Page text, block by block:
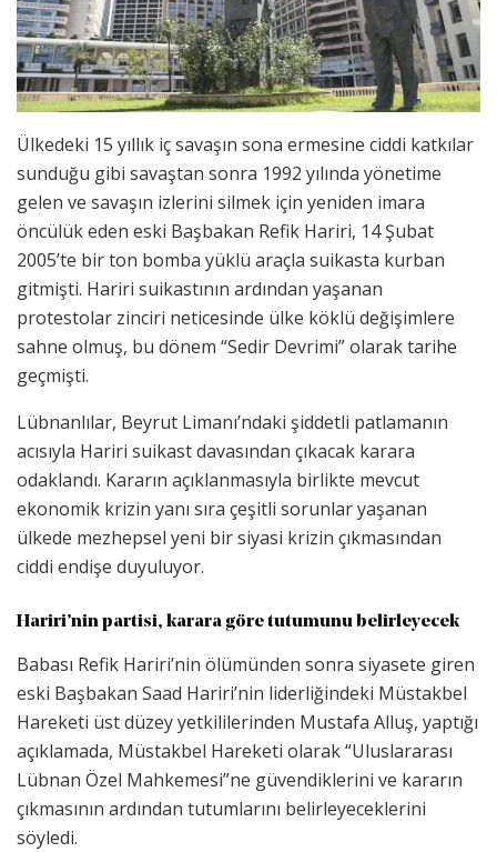
Ülkedeki 15 yıllık iç savaşın sona ermesine ciddi katkılar
sunduğu gibi savaştan sonra 1992 yılında yönetime
gelen ve savaşın izlerini silmek için yeniden imara
öncülük eden eski Başbakan Refik Hariri, 14 Şubat
2005’te bir ton bomba yüklü araçla suikasta kurban
gitmişti. Hariri suikastının ardından yaşanan
protestolar zinciri neticesinde ülke köklü değişimlere
sahne olmuş, bu dönem “Sedir Devrimi” olarak tarihe
geçmişti.
Lübnanlılar, Beyrut Limanı’ndaki şiddetli patlamanın
acısıyla Hariri suikast davasından çıkacak karara
odaklandı. Kararın açıklanmasıyla birlikte mevcut
ekonomik krizin yanı sıra çeşitli sorunlar yaşanan
ülkede mezhepsel yeni bir siyasi krizin çıkmasından
ciddi endişe duyuluyor.
Hariri’nin partisi, karara göre tutumunu belirleyecek
Babası Refik Hariri’nin ölümünden sonra siyasete giren
eski Başbakan Saad Hariri’nin liderliğindeki Müstakbel
Hareketi üst düzey yetkililerinden Mustafa Alluş, yaptığı
açıklamada, Müstakbel Hareketi olarak “Uluslararası
Lübnan Özel Mahkemesi”ne güvendiklerini ve kararın
çıkmasının ardından tutumlarını belirleyeceklerini
söyledi.